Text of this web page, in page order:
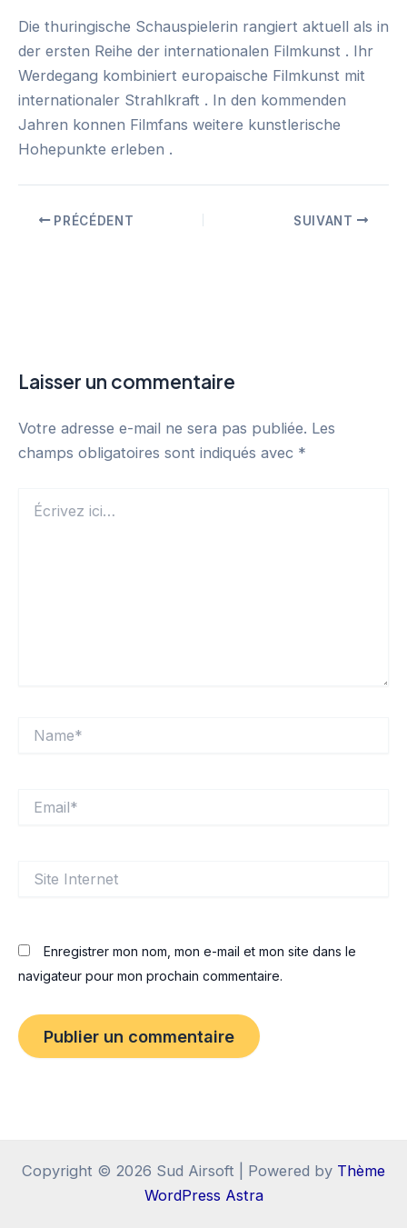
Die thuringische Schauspielerin rangiert aktuell als in
der ersten Reihe der internationalen Filmkunst . Ihr
Werdegang kombiniert europaische Filmkunst mit
internationaler Strahlkraft . In den kommenden
Jahren konnen Filmfans weitere kunstlerische
Hohepunkte erleben .
PRÉCÉDENT SUIVANT
Laisser un commentaire
Votre adresse e-mail ne sera pas publiée. Les
champs obligatoires sont indiqués avec *
ici…
Internet
Enregistrer mon nom, mon e-mail et mon site dans le
navigateur pour mon prochain commentaire.
Copyright © 2026 Sud Airsoft | Powered by Thème
WordPress Astra